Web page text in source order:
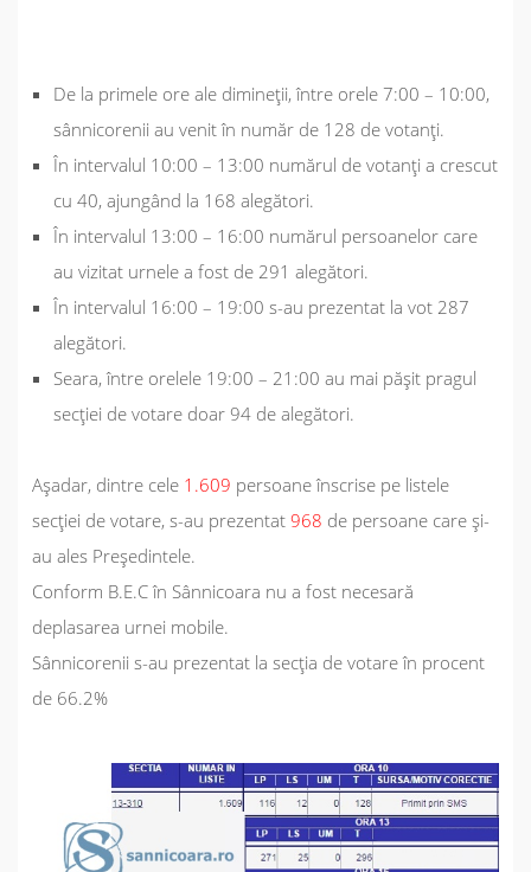
De la primele ore ale dimineții, între orele 7:00 – 10:00,
sânnicorenii au venit în număr de 128 de votanți.
În intervalul 10:00 – 13:00 numărul de votanți a crescut
cu 40, ajungând la 168 alegători.
În intervalul 13:00 – 16:00 numărul persoanelor care
au vizitat urnele a fost de 291 alegători.
În intervalul 16:00 – 19:00 s-au prezentat la vot 287
alegători.
Seara, între orelele 19:00 – 21:00 au mai pășit pragul
secției de votare doar 94 de alegători.
Așadar, dintre cele 1.609 persoane înscrise pe listele
secției de votare, s-au prezentat 968 de persoane care și-
au ales Președintele.
Conform B.E.C în Sânnicoara nu a fost necesară
deplasarea urnei mobile.
Sânnicorenii s-au prezentat la secția de votare în procent
de 66.2%